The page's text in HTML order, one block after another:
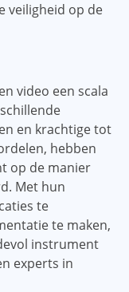
veiligheid op de
video een scala
en krachtige tot
hebben
op de manier
Met hun
te
te maken,
instrument
experts in